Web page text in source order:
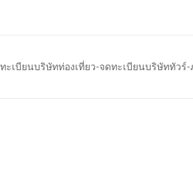
ะเบียนบริษัทท่องเที่ยว-จดทะเบียนบริษัททัวร์-